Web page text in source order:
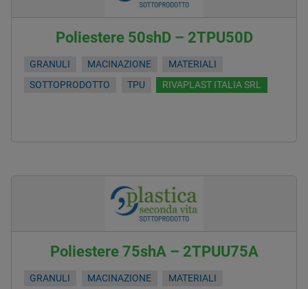
Poliestere 50shD – 2TPU50D
GRANULI MACINAZIONE
MATERIALI
SOTTOPRODOTTO
TPU RIVAPLAST ITALIA SRL
Poliestere 75shA – 2TPUU75A
GRANULI MACINAZIONE
MATERIALI